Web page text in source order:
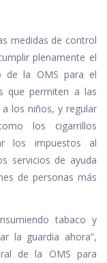
medidas de control
plenamente el
de la OMS para el
que permiten a las
los niños, y regular
los cigarrillos
los impuestos al
servicios de ayuda
de personas más
tabaco y
la guardia ahora”,
de la OMS para